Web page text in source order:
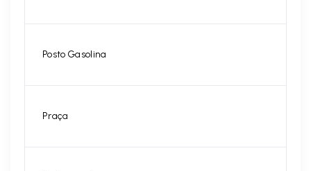
Posto Gasolina
Praça